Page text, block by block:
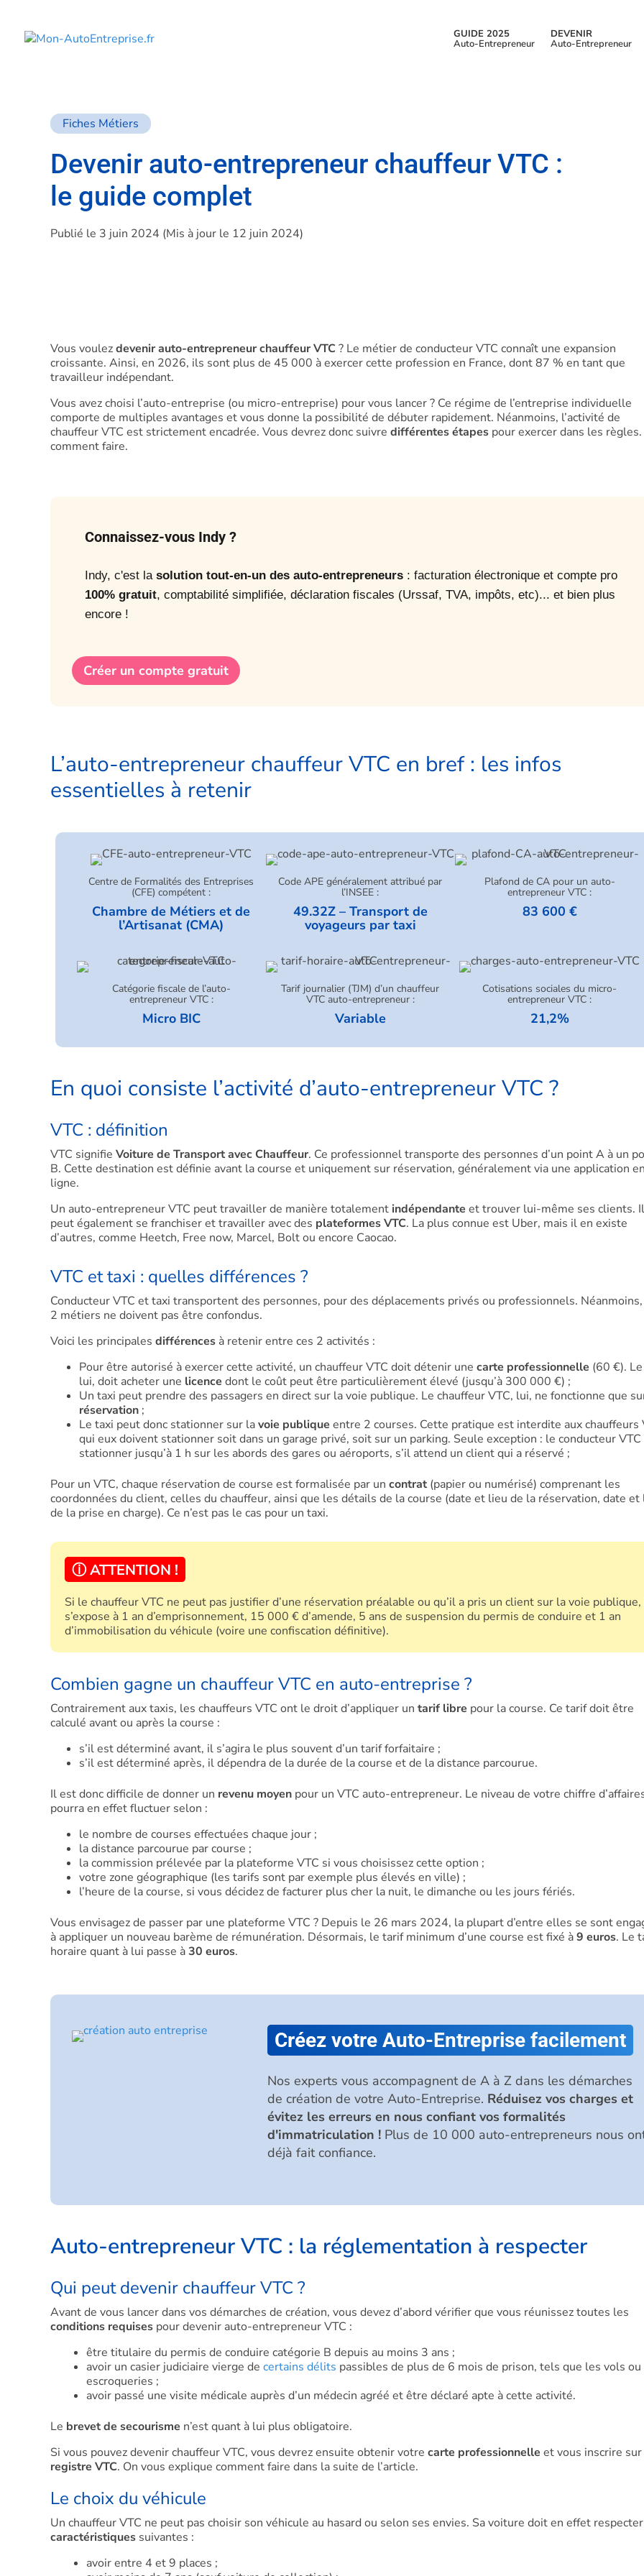
GUIDE 2025
Auto-Entrepreneur
DEVENIR
Auto-Entrepreneur
Fiches Métiers
Devenir auto-entrepreneur chauffeur VTC :
le guide complet
Publié le 3 juin 2024 (Mis à jour le 12 juin 2024)
Vous voulezdevenir auto-entrepreneur chauffeur VTC? Le métier de conducteur VTC connaît une expansion
croissante. Ainsi, en 2026, ils sont plus de 45 000 à exercer cette profession en France, dont 87 % en tant que
travailleur indépendant.
Vous avez choisi l’auto-entreprise (ou micro-entreprise) pour vous lancer ? Ce régime de l’entreprise individuelle
comporte de multiples avantages et vous donne la possibilité de débuter rapidement. Néanmoins, l’activité de
chauffeur VTC est strictement encadrée. Vous devrez donc suivre différentes étapes pour exercer dans les règles.
comment faire.
Connaissez-vous Indy ?
Indy, c'est la solution tout-en-un des auto-entrepreneurs : facturation électronique et compte pro
100% gratuit, comptabilité simplifiée, déclaration fiscales (Urssaf, TVA, impôts, etc)... et bien plus
encore !
Créer un compte gratuit
L’auto-entrepreneur chauffeur VTC en bref : les infos
essentielles à retenir
Centre de Formalités des Entreprises
(CFE) compétent :
Chambre de Métiers et de
l’Artisanat (CMA)
Code APE généralement attribué par
l’INSEE :
49.32Z – Transport de
voyageurs par taxi
Plafond de CA pour un auto-
entrepreneur VTC :
83 600 €
Catégorie fiscale de l’auto-
entrepreneur VTC :
Micro BIC
Tarif journalier (TJM) d’un chauffeur
VTC auto-entrepreneur :
Variable
Cotisations sociales du micro-
entrepreneur VTC :
21,2%
En quoi consiste l’activité d’auto-entrepreneur VTC ?
VTC : définition
VTC signifie Voiture de Transport avec Chauffeur. Ce professionnel transporte des personnes d’un point A à un
B. Cette destination est définie avant la course et uniquement sur réservation, généralement via une application en
ligne.
Un auto-entrepreneur VTC peut travailler de manière totalement indépendante et trouver lui-même ses clients. Il
peut également se franchiser et travailler avec des plateformes VTC. La plus connue est Uber, mais il en existe
d’autres, comme Heetch, Free now, Marcel, Bolt ou encore Caocao.
VTC et taxi : quelles différences ?
Conducteur VTC et taxi transportent des personnes, pour des déplacements privés ou professionnels. Néanmoins,
2 métiers ne doivent pas être confondus.
Voici les principales différences à retenir entre ces 2 activités :
Pour être autorisé à exercer cette activité, un chauffeur VTC doit détenir une carte professionnelle (60 €).
lui, doit acheter une licence dont le coût peut être particulièrement élevé (jusqu’à 300 000 €) ;
Un taxi peut prendre des passagers en direct sur la voie publique. Le chauffeur VTC, lui, ne fonctionne que
réservation ;
Le taxi peut donc stationner sur lavoie publique entre 2 courses. Cette pratique est interdite aux chauffeurs
qui eux doivent stationner soit dans un garage privé, soit sur un parking. Seule exception : le conducteur
stationner jusqu’à 1 h sur les abords des gares ou aéroports, s’il attend un client qui a réservé ;
Pour un VTC, chaque réservation de course est formalisée par un contrat (papier ou numérisé) comprenant les
coordonnées du client, celles du chauffeur, ainsi que les détails de la course (date et lieu de la réservation, date et
de la prise en charge). Ce n’est pas le cas pour un taxi.
ⓘ ATTENTION !
Si le chauffeur VTC ne peut pas justifier d’une réservation préalable ou qu’il a pris un client sur la voie
s’expose à 1 an d’emprisonnement, 15 000 € d’amende, 5 ans de suspension du permis de conduire et 1 an
d’immobilisation du véhicule (voire une confiscation définitive).
Combien gagne un chauffeur VTC en auto-entreprise ?
Contrairement aux taxis, les chauffeurs VTC ont le droit d’appliquer un tarif libre pour la course. Ce tarif doit être
calculé avant ou après la course :
s’il est déterminé avant, il s’agira le plus souvent d’un tarif forfaitaire ;
s’il est déterminé après, il dépendra de la durée de la course et de la distance parcourue.
Il est donc difficile de donner un revenu moyen pour un VTC auto-entrepreneur. Le niveau de votre chiffre
pourra en effet fluctuer selon :
le nombre de courses effectuées chaque jour ;
la distance parcourue par course ;
la commission prélevée par la plateforme VTC si vous choisissez cette option ;
votre zone géographique (les tarifs sont par exemple plus élevés en ville) ;
l’heure de la course, si vous décidez de facturer plus cher la nuit, le dimanche ou les jours fériés.
Vous envisagez de passer par une plateforme VTC ? Depuis le 26 mars 2024, la plupart d’entre elles se sont
à appliquer un nouveau barème de rémunération. Désormais, le tarif minimum d’une course est fixé à9 euros. Le
horaire quant à lui passe à30 euros.
Créez votre Auto-Entreprise facilement
Nos experts vous accompagnent de A à Z dans les démarches
de création de votre Auto-Entreprise. Réduisez vos charges et
évitez les erreurs en nous confiant vos formalités
d'immatriculation ! Plus de 10 000 auto-entrepreneurs nous
déjà fait confiance.
Auto-entrepreneur VTC : la réglementation à respecter
Qui peut devenir chauffeur VTC ?
Avant de vous lancer dans vos démarches de création, vous devez d’abord vérifier que vous réunissez toutes les
conditions requises pour devenir auto-entrepreneur VTC :
être titulaire du permis de conduire catégorie B depuis au moins 3 ans ;
avoir un casier judiciaire vierge de certains délits passibles de plus de 6 mois de prison, tels que les vols ou
escroqueries ;
avoir passé une visite médicale auprès d’un médecin agréé et être déclaré apte à cette activité.
Le brevet de secourisme n’est quant à lui plus obligatoire.
Si vous pouvez devenir chauffeur VTC, vous devrez ensuite obtenir votre carte professionnelle et vous inscrire
registre VTC. On vous explique comment faire dans la suite de l’article.
Le choix du véhicule
Un chauffeur VTC ne peut pas choisir son véhicule au hasard ou selon ses envies. Sa voiture doit en effet
caractéristiques suivantes :
avoir entre 4 et 9 places ;